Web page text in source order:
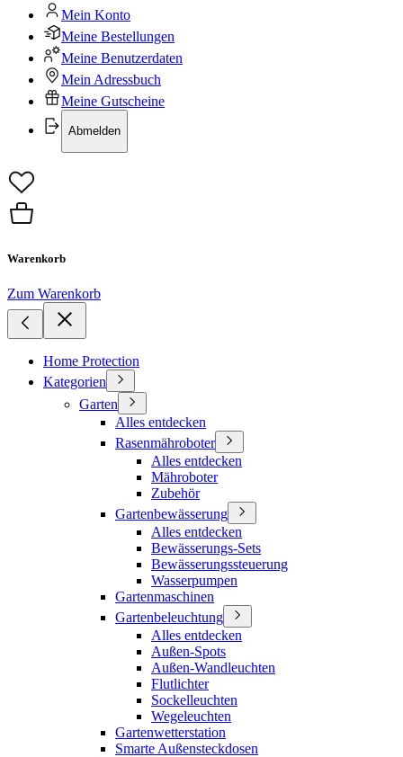
Mein Konto
Meine Bestellungen
Meine Benutzerdaten
Mein Adressbuch
Meine Gutscheine
Abmelden
Warenkorb
Zum Warenkorb
Home Protection
Kategorien
Garten
Alles entdecken
Rasenmähroboter
Alles entdecken
Mähroboter
Zubehör
Gartenbewässerung
Alles entdecken
Bewässerungs-Sets
Bewässerungssteuerung
Wasserpumpen
Gartenmaschinen
Gartenbeleuchtung
Alles entdecken
Außen-Spots
Außen-Wandleuchten
Flutlichter
Sockelleuchten
Wegeleuchten
Gartenwetterstation
Smarte Außensteckdosen